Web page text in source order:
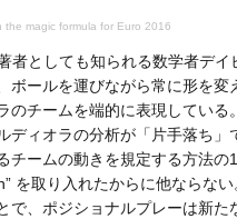
the magic formula for Euro 2016
者としても知られる数学者デイ
ボールを運びながら常に形を変
のチームを端的に表現している
ディオラの分析が「片手落ち」
チームの動きを規定する方法の
を取り入れたからに他ならな
で、ポジショナルプレーは新た